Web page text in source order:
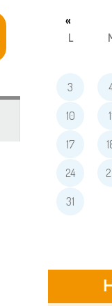
«
L
3
10
17
24
31